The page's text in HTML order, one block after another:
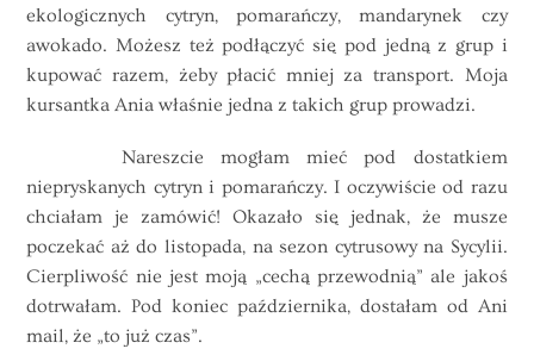
ekologicznych cytryn, pomarańczy, mandarynek czy
awokado. Możesz też podłączyć się pod jedną z grup i
kupować razem, żeby płacić mniej za transport. Moja
kursantka Ania właśnie jedna z takich grup prowadzi.
Nareszcie mogłam mieć pod dostatkiem
niepryskanych cytryn i pomarańczy. I oczywiście od razu
chciałam je zamówić! Okazało się jednak, że musze
poczekać aż do listopada, na sezon cytrusowy na Sycylii.
Cierpliwość nie jest moją „cechą przewodnią” ale jakoś
dotrwałam. Pod koniec października, dostałam od Ani
mail, że „to już czas”.